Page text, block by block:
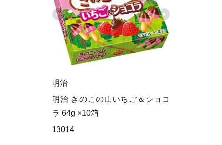
明治
明治 きのこの山いちご＆ショコ
ラ 64g ×10箱
13014